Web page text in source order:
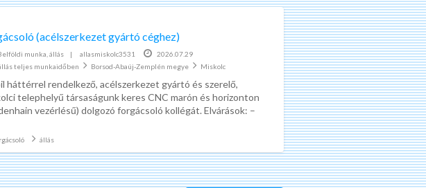
(acélszerkezet gyártó céghez)
munka, állás | allasmiskolc3531
2026.07.29
teljes munkaidőben
Borsod-Abaúj-Zemplén megye Miskolc
háttérrel rendelkező, acélszerkezet gyártó és szerelő,
telephelyű társaságunk keres CNC marón és horizonton
vezérlésű) dolgozó forgácsoló kollégát. Elvárások: –
állás